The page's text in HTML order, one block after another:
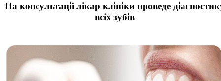
На консультації лікар клініки проведе
всіх зубів